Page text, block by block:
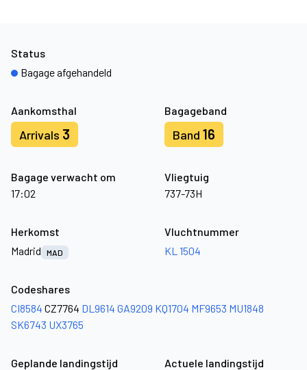
Aankomsthal
Arrivals 3
Bagageband
Band 16
Bagage verwacht om
17:02
Vliegtuig
737-73H
Status
Bagage afgehandeld
Herkomst
Madrid
MAD
Vluchtnummer
KL 1504
Codeshares
CI8584 CZ7764 DL9614 GA9209 KQ1704 MF9653 MU1848
SK6743 UX3765
Geplande landingstijd
Actuele landingstijd